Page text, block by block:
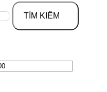
TÌM KIẾM